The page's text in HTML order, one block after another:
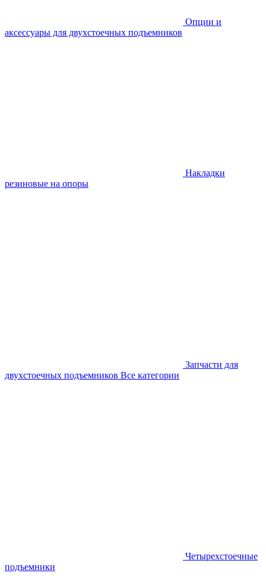
Опции и
аксессуары для двухстоечных подъемников
Накладки
резиновые на опоры
Запчасти для
двухстоечных подъемников Все категории
Четырехстоечные
подъемники